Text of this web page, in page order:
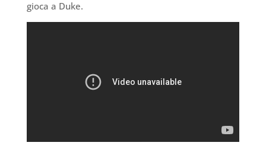
gioca a Duke.